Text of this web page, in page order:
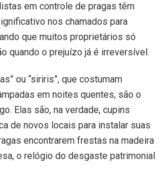
em controle de pragas têm
nos chamados para
que muitos proprietários só
quando o prejuízo já é irreversível.
ou “siriris”, que costumam
em noites quentes, são o
Elas são, na verdade, cupins
de novos locais para instalar suas
encontrarem frestas na madeira
o relógio do desgaste patrimonial